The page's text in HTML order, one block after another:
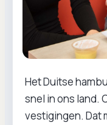
Het Duitse
snel in ons land.
vestigingen. Dat